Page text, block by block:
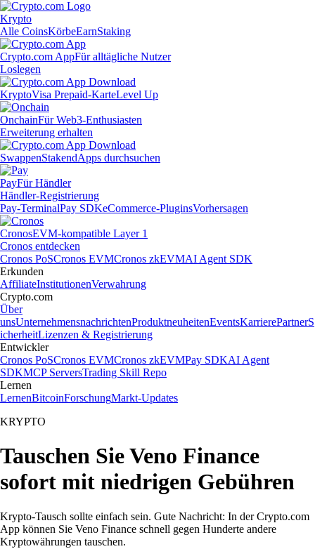
Krypto
Alle CoinsKörbeEarnStaking
Crypto.com AppFür alltägliche Nutzer
Loslegen
KryptoVisa Prepaid-KarteLevel Up
OnchainFür Web3-Enthusiasten
Erweiterung erhalten
SwappenStakendApps durchsuchen
PayFür Händler
Händler-Registrierung
Pay-TerminalPay SDKeCommerce-PluginsVorhersagen
CronosEVM-kompatible Layer 1
Cronos entdecken
Cronos PoSCronos EVMCronos zkEVMAI Agent SDK
Erkunden
AffiliateInstitutionenVerwahrung
Crypto.com
Über
unsUnternehmensnachrichtenProduktneuheitenEventsKarrierePartnerS
icherheitLizenzen & Registrierung
Entwickler
Cronos PoSCronos EVMCronos zkEVMPay SDKAI Agent
SDKMCP ServersTrading Skill Repo
Lernen
LernenBitcoinForschungMarkt-Updates
KRYPTO
Tauschen Sie Veno Finance
sofort mit niedrigen Gebühren
Krypto-Tausch sollte einfach sein. Gute Nachricht: In der Crypto.com
App können Sie Veno Finance schnell gegen Hunderte andere
Kryptowährungen tauschen.